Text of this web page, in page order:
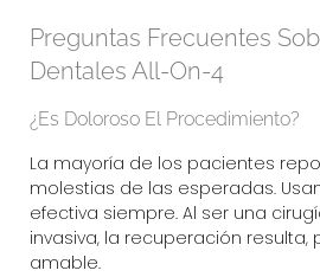
Preguntas Frecuentes
Dentales All-On-4
¿Es Doloroso El Procedimiento?
La mayoría de los pacientes
molestias de las esperadas.
efectiva siempre. Al ser una
invasiva, la recuperación resulta,
amable.